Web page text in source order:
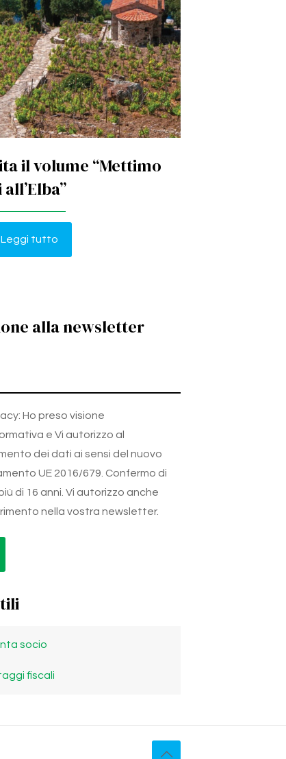
il volume “Mettimo
Leggi tutto
alla newsletter
Ho preso visione
e Vi autorizzo al
dei dati ai sensi del nuovo
UE 2016/679. Confermo di
di 16 anni. Vi autorizzo anche
nella vostra newsletter.
socio
fiscali